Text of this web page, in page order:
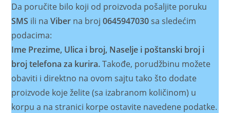
Da poručite bilo koji od proizvoda pošaljite poruku
SMS ili naViber na broj0645947030sa sledećim
podacima:
Ime Prezime, Ulica i broj, Naselje i poštanski broj i
broj telefona za kurira.Takođe, porudžbinu možete
obaviti i direktno na ovom sajtu tako što dodate
proizvode koje želite (sa izabranom količinom) u
korpu a na stranici korpe ostavite navedene podatke.